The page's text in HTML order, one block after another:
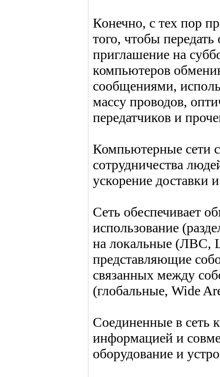
Конечно, с тех пор
того, чтобы
приглашение на
компьютеров
сообщениями,
массу проводов,
передатчиков и
Компьютерные сети
сотрудничества
ускорение доставки
Сеть обеспечивает
использование
на локальные (ЛВС,
представляющие
связанных между
(глобальные, Wide
Соединенные в сеть
информацией и
оборудование и